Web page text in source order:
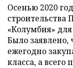
Осенью 2020
строительства
«Колумбия»
Было заявлено,
ежегодно
класса, а всего